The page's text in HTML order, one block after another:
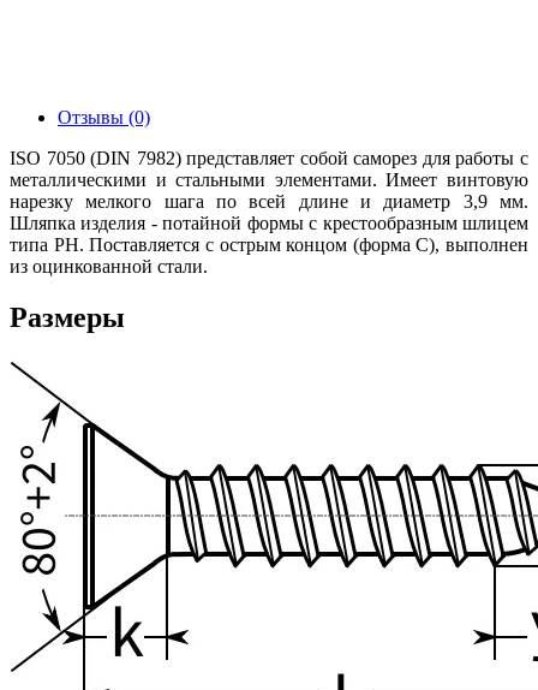
Отзывы (0)
ISO 7050 (DIN 7982) представляет собой саморез для работы с
металлическими и стальными элементами. Имеет винтовую
нарезку мелкого шага по всей длине и диаметр 3,9 мм.
Шляпка изделия - потайной формы с крестообразным шлицем
типа PH. Поставляется с острым концом (форма C), выполнен
из оцинкованной стали.
Размеры